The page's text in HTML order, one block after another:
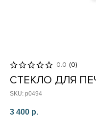
0.0 (0)
СТЕКЛО ДЛЯ
SKU: p0494
3 400 р.